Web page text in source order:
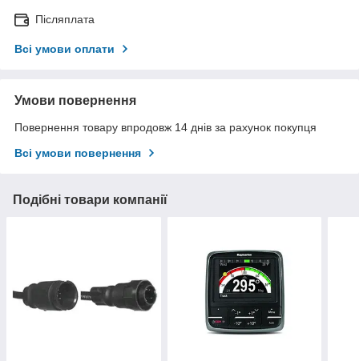
Післяплата
Всі умови оплати
Умови повернення
Повернення товару впродовж 14 днів за рахунок покупця
Всі умови повернення
Подібні товари компанії